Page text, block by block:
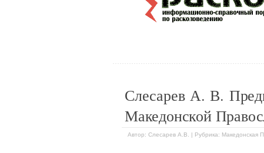
Слесарев А. В.
Македонской
Автор: Слесарев А.В. | Рубрика: Македонская